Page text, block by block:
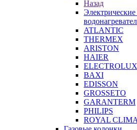
Назад
ATLANTIC
THERMEX
ARISTON
HAIER
ELECTROLUX
BAXI
EDISSON
GROSSETO
GARANTERM
PHILIPS
ROYAL CLIMA